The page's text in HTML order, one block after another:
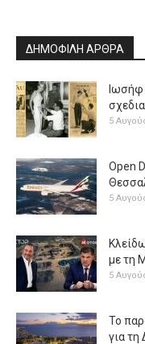
ΔΗΜΟΦΙΛΗ ΑΡΘΡΑ
Ιωσήφ
5
Open
5
με τη
5
Το
για τη